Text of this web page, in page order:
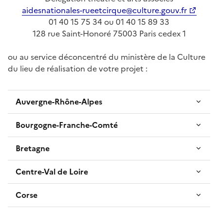
aidesnationales-rueetcirque@culture.gouv.fr
01 40 15 75 34 ou 01 40 15 89 33
128 rue Saint-Honoré 75003 Paris cedex 1
ou au service déconcentré du ministère de la Culture
du lieu de réalisation de votre projet :
Auvergne-Rhône-Alpes
Bourgogne-Franche-Comté
Bretagne
Centre-Val de Loire
Corse